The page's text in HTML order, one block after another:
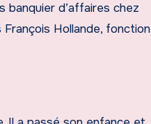
banquier d’affaires chez
François Hollande, fonction